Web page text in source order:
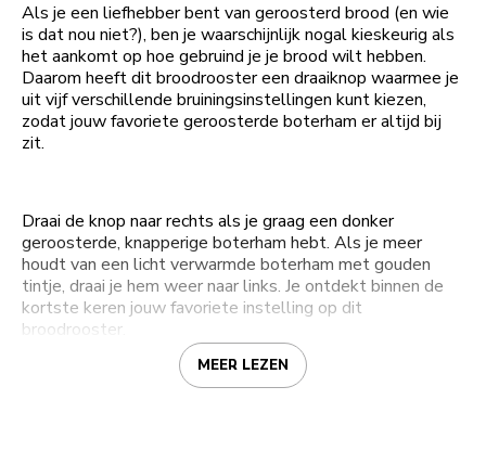
Als je een liefhebber bent van geroosterd brood (en wie
is dat nou niet?), ben je waarschijnlijk nogal kieskeurig als
het aankomt op hoe gebruind je je brood wilt hebben.
Daarom heeft dit broodrooster een draaiknop waarmee je
uit vijf verschillende bruiningsinstellingen kunt kiezen,
zodat jouw favoriete geroosterde boterham er altijd bij
zit.
Draai de knop naar rechts als je graag een donker
geroosterde, knapperige boterham hebt. Als je meer
houdt van een licht verwarmde boterham met gouden
tintje, draai je hem weer naar links. Je ontdekt binnen de
kortste keren jouw favoriete instelling op dit
broodrooster.
MEER LEZEN